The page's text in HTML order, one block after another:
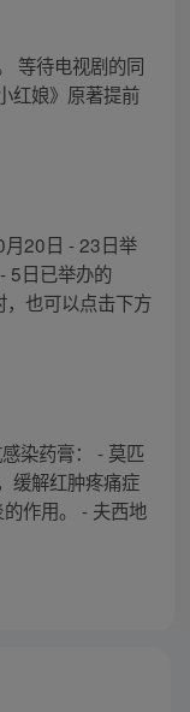
等待电视剧的同
红娘》原著提前
20日 - 23日举
5日已举办的
也可以点击下方
染药膏： - 莫匹
缓解红肿疼痛症
作用。 - 夫西地